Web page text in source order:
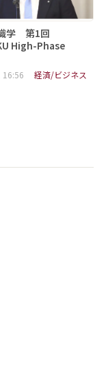
学 第1回
High-Phase
16:56 経済/ビジネス